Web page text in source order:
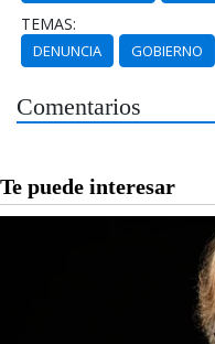
TEMAS:
DENUNCIA GOBIERNO
Comentarios